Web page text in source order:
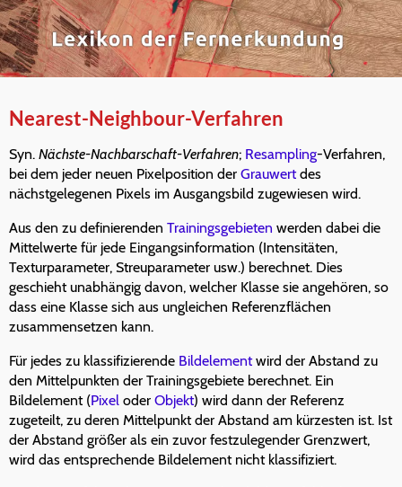
Nearest-Neighbour-Verfahren
Syn. Nächste-Nachbarschaft-Verfahren; Resampling-Verfahren,
bei dem jeder neuen Pixelposition der Grauwertdes
nächstgelegenen Pixels im Ausgangsbild zugewiesen wird.
Aus den zu definierenden Trainingsgebieten werden dabei die
Mittelwerte für jede Eingangsinformation (Intensitäten,
Texturparameter, Streuparameter usw.) berechnet. Dies
geschieht unabhängig davon, welcher Klasse sie angehören, so
dass eine Klasse sich aus ungleichen Referenzflächen
zusammensetzen kann.
Für jedes zu klassifizierende Bildelementwird der Abstand zu
den Mittelpunkten der Trainingsgebiete berechnet. Ein
Bildelement (Pixel oder Objekt) wird dann der Referenz
zugeteilt, zu deren Mittelpunkt der Abstand am kürzesten ist. Ist
der Abstand größer als ein zuvor festzulegender Grenzwert,
wird das entsprechende Bildelement nicht klassifiziert.